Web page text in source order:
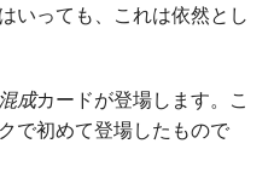
いっても、これは依然とし
混成カードが登場します。こ
で初めて登場したもので